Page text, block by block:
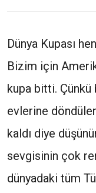
Dünya Kupası
Bizim için
kupa bitti.
evlerine
kaldı diye
sevgisinin çok
dünyadaki tüm